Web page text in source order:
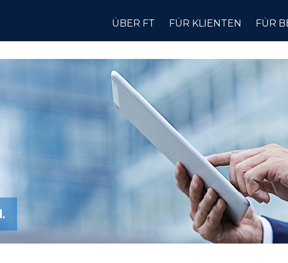
ÜBER FT FÜR KLIENTEN FÜR